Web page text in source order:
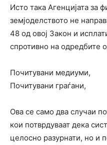
Исто така Агенцијата за
земјоделството не
48 од овој Закон и
спротивно на одредбите
Почитувани медиуми,
Почитувани граѓани,
Ова се само два случаи
кои потврдуваат дека
целосно разурнати, но и